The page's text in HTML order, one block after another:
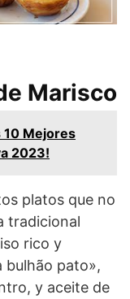
Marisco
10 Mejores
2023!
platos que no
tradicional
rico y
bulhão pato»,
y aceite de